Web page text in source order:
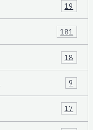
19
181
18
9
17